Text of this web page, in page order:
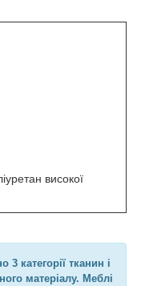
високої
категорії тканин і
матеріалу. Меблі